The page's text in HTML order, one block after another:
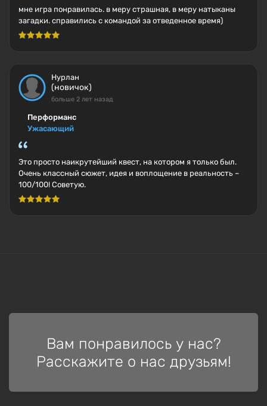
мне игра понравилась. в меру страшная, в меру натыканы
загадки. справились с командой за отведенное время)
Нурлан
(новичок)
больше 2 лет назад
Перформанс
Ужасающий
Это просто наикрутейший квест, на котором я только был.
Очень классный сюжет, идея и воплощение в реальность –
100/100! Советую.
Вам понравилось у нас?
Расскажите о нас друзьям!